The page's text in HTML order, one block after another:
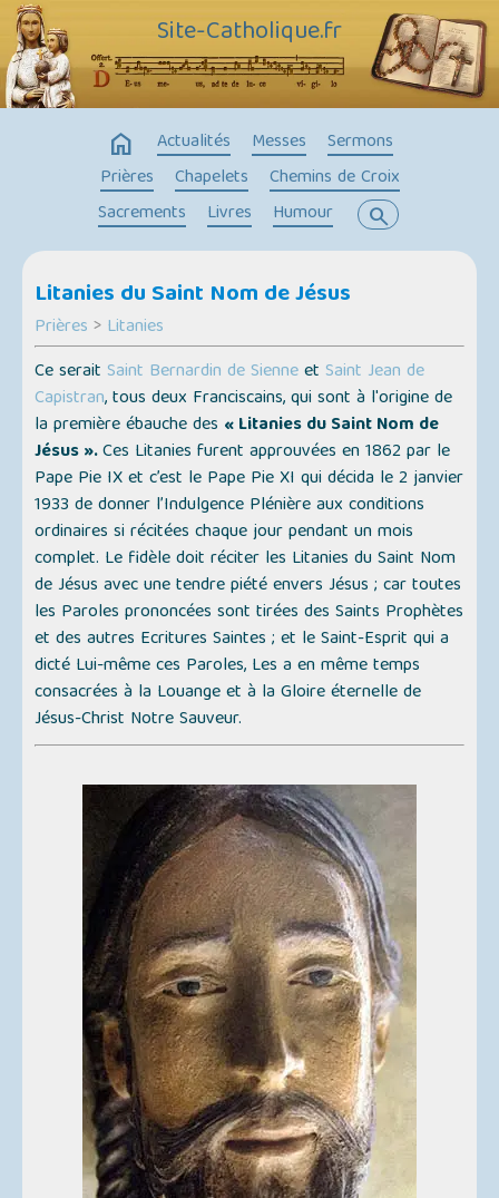
Site-Catholique.fr
home Actualités Messes
Sermons
Prières
Chapelets
Chemins de Croix
Sacrements
Livres Humour search
Litanies du Saint Nom de Jésus
Prières > Litanies
Ce seraitSaint Bernardin de SienneetSaint Jean de
Capistran, tous deux Franciscains, qui sont à l'origine de
la première ébauche des « Litanies du Saint Nom de
Jésus ».Ces Litanies furent approuvées en 1862 par le
Pape Pie IX et c’est le Pape Pie XI qui décida le 2 janvier
1933 de donner l’Indulgence Plénière aux conditions
ordinaires si récitées chaque jour pendant un mois
complet. Le fidèle doit réciter les Litanies du Saint Nom
de Jésus avec une tendre piété envers Jésus ; car toutes
les Paroles prononcées sont tirées des Saints Prophètes
et des autres Ecritures Saintes ; et le Saint-Esprit qui a
dicté Lui-même ces Paroles, Les a en même temps
consacrées à la Louange et à la Gloire éternelle de
Jésus-Christ Notre Sauveur.